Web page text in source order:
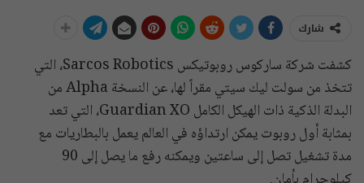
شارك
كشفت شركة ساركوس روبوتيكس Sarcos Robotics، التي
تتخذ من سولت ليك سيتي مقراً لها، عن النسخة Alpha من
البدلة الذكية ذات الهيكل الكامل Guardian XO، التي تعد
بمثابة أول روبوت يمكن ارتداؤه في العالم يعمل بالبطاريات مع
مدة تشغيل تصل إلى ساعتين ويمكنه رفع ما يصل إلى 90